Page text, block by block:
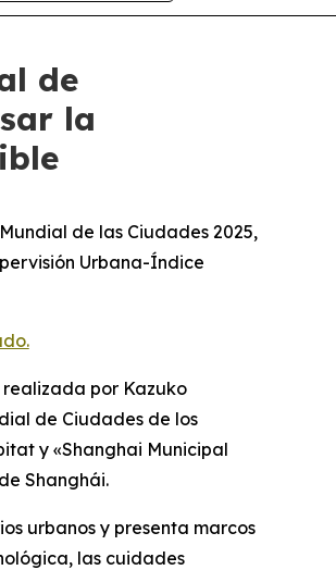
de
la
de las Ciudades 2025,
Urbana-Índice
realizada por Kazuko
de Ciudades de los
y «Shanghai Municipal
Shanghái.
urbanos y presenta marcos
las cuidades